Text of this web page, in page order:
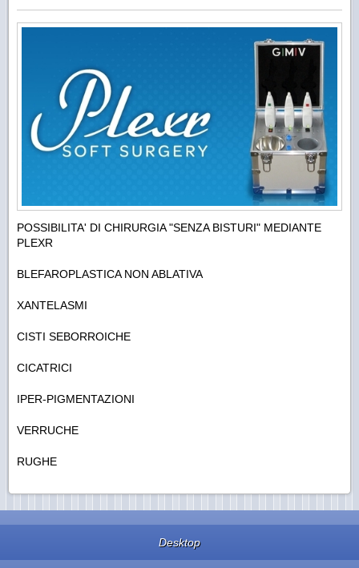
POSSIBILITA' DI CHIRURGIA "SENZA BISTURI" MEDIANTE
PLEXR
BLEFAROPLASTICA NON ABLATIVA
XANTELASMI
CISTI SEBORROICHE
CICATRICI
IPER-PIGMENTAZIONI
VERRUCHE
RUGHE
Desktop